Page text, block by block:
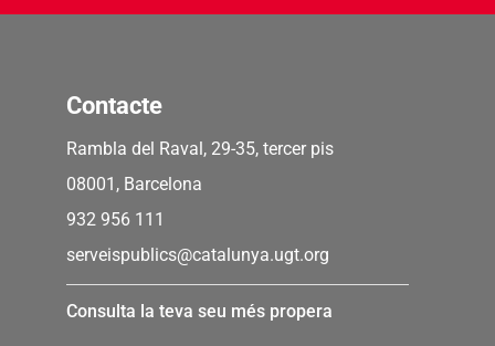
Contacte
Rambla del Raval, 29-35, tercer pis
08001, Barcelona
932 956 111
serveispublics@catalunya.ugt.org
Consulta la teva seu més propera